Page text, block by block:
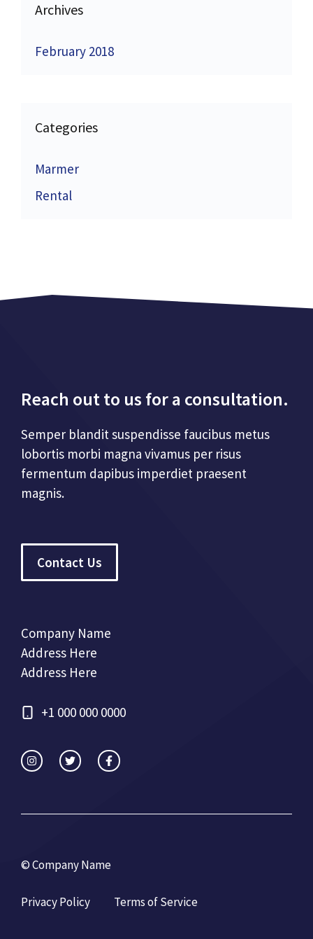
Archives
February 2018
Categories
Marmer
Rental
Reach out to us for a consultation.
Semper blandit suspendisse faucibus metus
lobortis morbi magna vivamus per risus
fermentum dapibus imperdiet praesent
magnis.
Contact Us
Company Name
Address Here
Address Here
+1 000 000 0000
© Company Name
Privacy Policy Terms of Service